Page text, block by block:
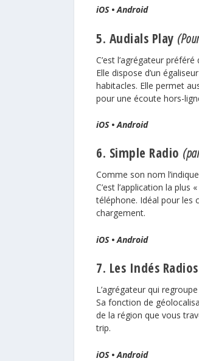
iOS•Android
5. Audials Play
C’est l’agrégateur
Elle dispose d’un
habitacles. Elle permet
pour une écoute hors-
iOS•Android
6. Simple Radio
Comme son nom
C’est l’application la
téléphone. Idéal pour les
chargement.
iOS•Android
7. Les Indés Radios
L’agrégateur qui
Sa fonction de
de la région que vous
trip.
iOS•Android